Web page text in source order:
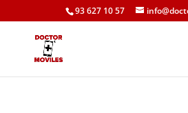
93 627 10 57